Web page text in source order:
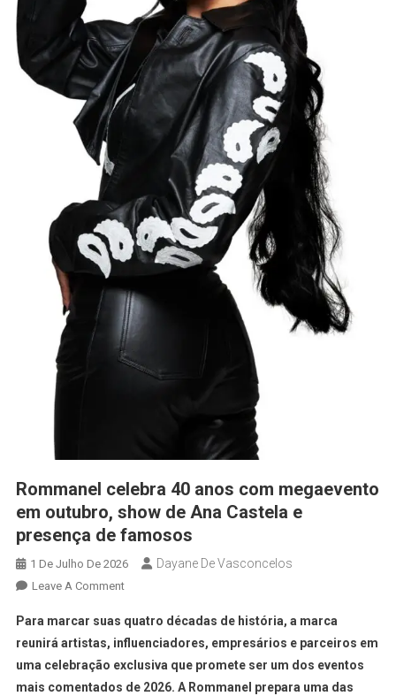
Rommanel celebra 40 anos com megaevento
em outubro, show de Ana Castela e
presença de famosos
1 De Julho De 2026 Dayane De Vasconcelos
Leave A Comment
Para marcar suas quatro décadas de história, a marca
reunirá artistas, influenciadores, empresários e parceiros em
uma celebração exclusiva que promete ser um dos eventos
mais comentados de 2026. A Rommanel prepara uma das